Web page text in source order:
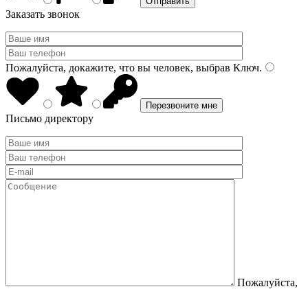
Заказать звонок
Пожалуйста, докажите, что вы человек, выбрав Ключ.
Письмо директору
Пожалуйста,